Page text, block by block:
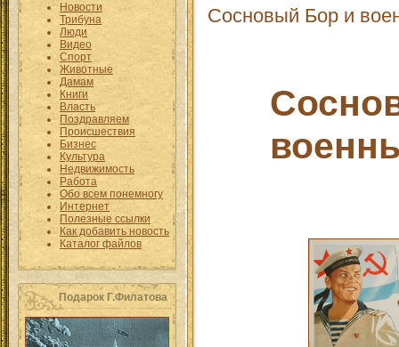
Новости
Трибуна
Люди
Видео
Спорт
Животные
Дамам
Книги
Власть
Поздравляем
Происшествия
Бизнес
Культура
Недвижимость
Работа
Обо всем понемногу
Интернет
Полезные ссылки
Как добавить новость
Каталог файлов
Подарок Г.Филатова
Сосновый Бор и